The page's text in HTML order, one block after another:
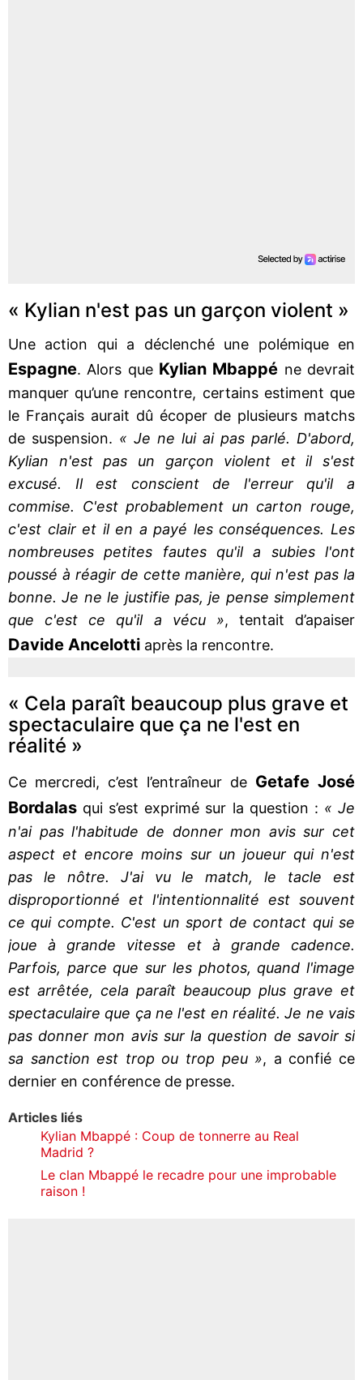
« Kylian n'est pas un garçon violent »
Une action qui a déclenché une polémique en
Espagne. Alors que Kylian Mbappé ne devrait
manquer qu’une rencontre, certains estiment que
le Français aurait dû écoper de plusieurs matchs
de suspension. « Je ne lui ai pas parlé. D'abord,
Kylian n'est pas un garçon violent et il s'est
excusé. Il est conscient de l'erreur qu'il a
commise. C'est probablement un carton rouge,
c'est clair et il en a payé les conséquences. Les
nombreuses petites fautes qu'il a subies l'ont
poussé à réagir de cette manière, qui n'est pas la
bonne. Je ne le justifie pas, je pense simplement
que c'est ce qu'il a vécu », tentait d’apaiser
Davide Ancelotti après la rencontre.
« Cela paraît beaucoup plus grave et
spectaculaire que ça ne l'est en
réalité »
Ce mercredi, c’est l’entraîneur de Getafe José
Bordalas qui s’est exprimé sur la question : « Je
n'ai pas l'habitude de donner mon avis sur cet
aspect et encore moins sur un joueur qui n'est
pas le nôtre. J'ai vu le match, le tacle est
disproportionné et l'intentionnalité est souvent
ce qui compte. C'est un sport de contact qui se
joue à grande vitesse et à grande cadence.
Parfois, parce que sur les photos, quand l'image
est arrêtée, cela paraît beaucoup plus grave et
spectaculaire que ça ne l'est en réalité. Je ne vais
pas donner mon avis sur la question de savoir si
sa sanction est trop ou trop peu », a confié ce
dernier en conférence de presse.
Articles liés
Kylian Mbappé : Coup de tonnerre au Real
Madrid ?
Le clan Mbappé le recadre pour une improbable
raison !